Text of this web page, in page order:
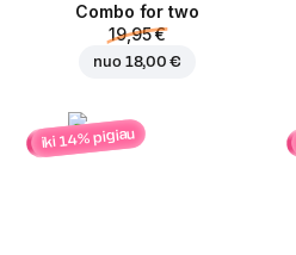
Combo for two
19,95 €
nuo 18,00 €
iki 14% pigiau